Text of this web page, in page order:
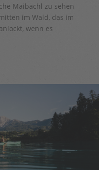
Maibachl zu sehen
im Wald, das im
wenn es